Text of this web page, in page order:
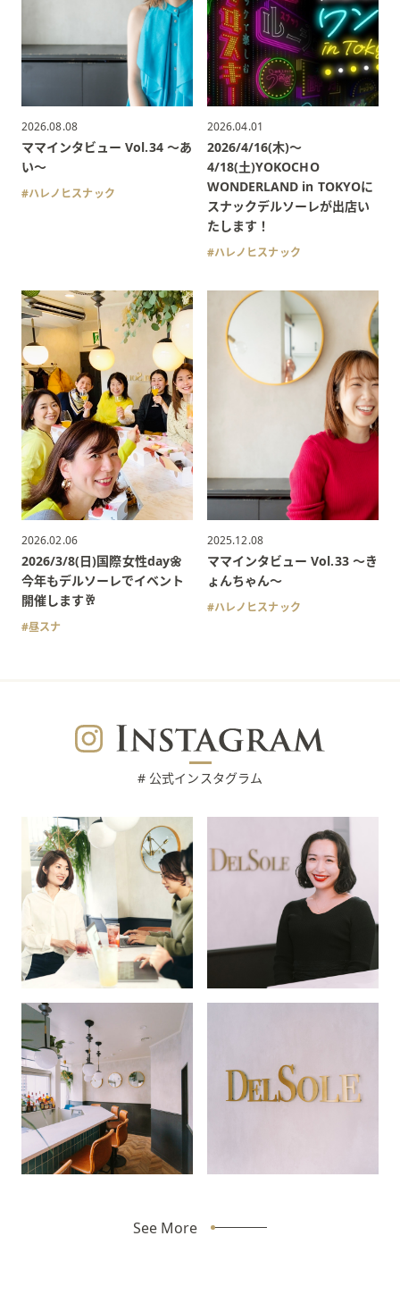
2026.08.08
ママインタビュー Vol.34 〜あ
い〜
ハレノヒスナック
2026.04.01
2026/4/16(木)〜
4/18(土)YOKOCHO
WONDERLAND in TOKYOに
スナックデルソーレが出店い
たします！
ハレノヒスナック
2026.02.06
2026/3/8(日)国際女性day🌼
今年もデルソーレでイベント
開催します🥂
昼スナ
2025.12.08
ママインタビュー Vol.33 〜き
ょんちゃん〜
ハレノヒスナック
# 公式インスタグラム
See More